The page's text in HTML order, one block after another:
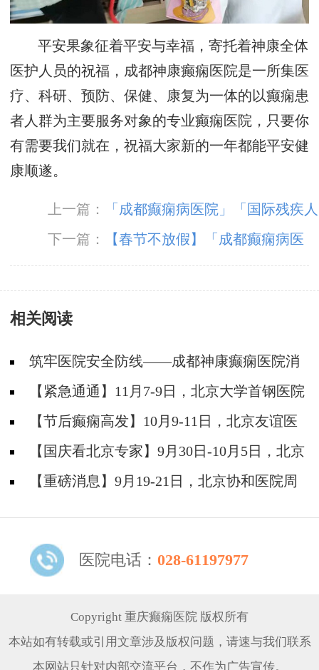
平安果象征着平安与幸福，寄托着神康全体
医护人员的祝福，成都神康癫痫医院是一所集医
疗、科研、预防、保健、康复为一体的以癫痫患
者人群为主要服务对象的专业癫痫医院，只要你
有需要我们就在，祝福大家新的一年都能平安健
康顺遂。
上一篇：
「成都癫痫病医院」「国际残疾人
日」减少因癫痫致残几率，这几个护理小知识你
应该知道！
下一篇：
【春节不放假】「成都癫痫病医
院」成都神康癫痫医院春节期间正常接诊，温暖
相关阅读
筑牢医院安全防线——成都神康癫痫医院消
防安全培训纪实
【紧急通通】11月7-9日，北京大学首钢医院
神经内科胡颖教授亲临成都会诊，破解癫痫疑难
【节后癫痫高发】10月9-11日，北京友谊医
院陈葵博士免费会诊+治疗援助，破解癫痫难
题！
【国庆看北京专家】9月30日-10月5日，北京
天坛&首钢医院两大专家蓉城亲诊+癫痫大额救
【重磅消息】9月19-21日，北京协和医院周
线！
医院电话： 028-61197977
Copyright 重庆癫痫医院 版权所有
本站如有转载或引用文章涉及版权问题，请速与我们联系
本网站只针对内部交流平台，不作为广告宣传。